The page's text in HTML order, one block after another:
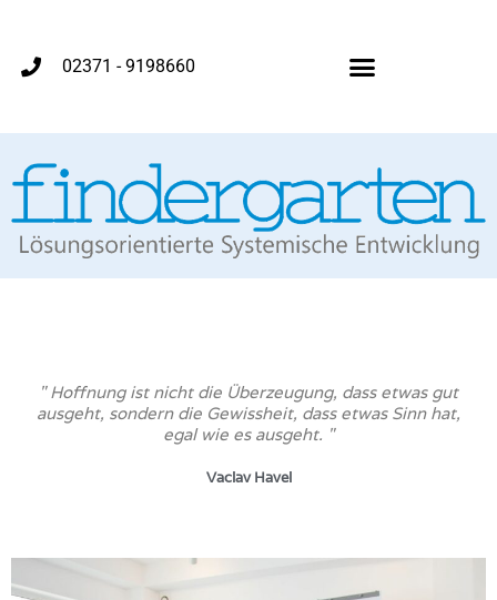
02371 - 9198660
" Hoffnung ist nicht die Überzeugung, dass etwas gut
ausgeht, sondern die Gewissheit, dass etwas Sinn hat,
egal wie es ausgeht. "
Vaclav Havel